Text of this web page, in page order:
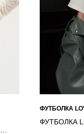
ФУТБОЛКА
ФУТБОЛКА